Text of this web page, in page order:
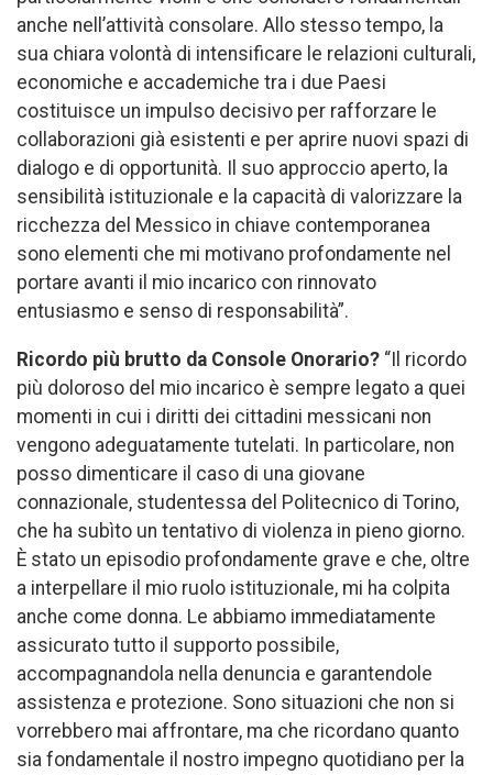
anche nell’attività consolare. Allo stesso tempo, la
sua chiara volontà di intensificare le relazioni culturali,
economiche e accademiche tra i due Paesi
costituisce un impulso decisivo per rafforzare le
collaborazioni già esistenti e per aprire nuovi spazi di
dialogo e di opportunità. Il suo approccio aperto, la
sensibilità istituzionale e la capacità di valorizzare la
ricchezza del Messico in chiave contemporanea
sono elementi che mi motivano profondamente nel
portare avanti il mio incarico con rinnovato
entusiasmo e senso di responsabilità”.
Ricordo più brutto da Console Onorario? “Il ricordo
più doloroso del mio incarico è sempre legato a quei
momenti in cui i diritti dei cittadini messicani non
vengono adeguatamente tutelati. In particolare, non
posso dimenticare il caso di una giovane
connazionale, studentessa del Politecnico di Torino,
che ha subìto un tentativo di violenza in pieno giorno.
È stato un episodio profondamente grave e che, oltre
a interpellare il mio ruolo istituzionale, mi ha colpita
anche come donna. Le abbiamo immediatamente
assicurato tutto il supporto possibile,
accompagnandola nella denuncia e garantendole
assistenza e protezione. Sono situazioni che non si
vorrebbero mai affrontare, ma che ricordano quanto
sia fondamentale il nostro impegno quotidiano per la